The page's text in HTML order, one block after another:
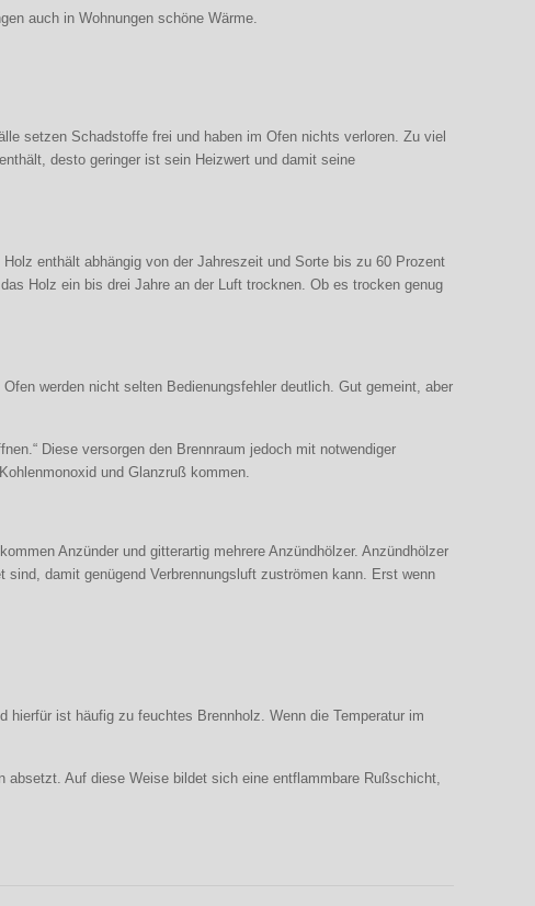
auch in Wohnungen schöne Wärme.
setzen Schadstoffe frei und haben im Ofen nichts verloren. Zu viel
desto geringer ist sein Heizwert und damit seine
enthält abhängig von der Jahreszeit und Sorte bis zu 60 Prozent
Holz ein bis drei Jahre an der Luft trocknen. Ob es trocken genug
werden nicht selten Bedienungsfehler deutlich. Gut gemeint, aber
Diese versorgen den Brennraum jedoch mit notwendiger
und Glanzruß kommen.
Anzünder und gitterartig mehrere Anzündhölzer. Anzündhölzer
damit genügend Verbrennungsluft zuströmen kann. Erst wenn
ist häufig zu feuchtes Brennholz. Wenn die Temperatur im
Auf diese Weise bildet sich eine entflammbare Rußschicht,